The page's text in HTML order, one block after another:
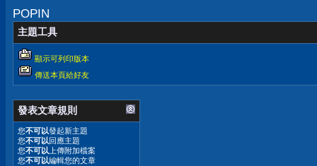
POPIN
主題工具
顯示可列印版本
傳送本頁給好友
發表文章規則
您不可以發起新主題
您不可以 回應主題
您不可以 上傳附加檔案
您不可以編輯您的文章